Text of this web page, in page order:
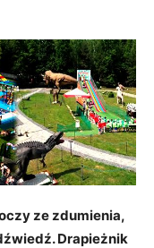
ze zdumienia,
Drapieżnik